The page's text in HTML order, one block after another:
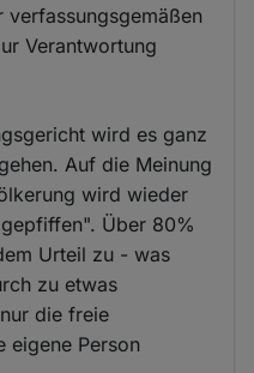
verfassungsgemäßen
Verantwortung
wird es ganz
Auf die Meinung
wird wieder
Über 80%
Urteil zu - was
zu etwas
die freie
eigene Person